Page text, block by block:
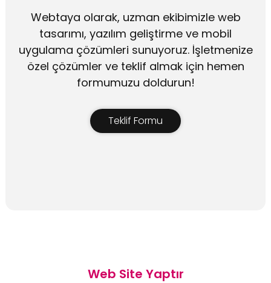
Webtaya olarak, uzman ekibimizle web
tasarımı, yazılım geliştirme ve mobil
uygulama çözümleri sunuyoruz. İşletmenize
özel çözümler ve teklif almak için hemen
formumuzu doldurun!
Teklif Formu
Web Site Yaptır